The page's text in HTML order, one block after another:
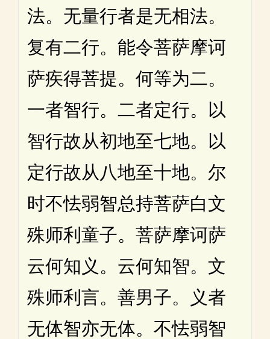
法。无量行者是无相法。
复有二行。能令菩萨摩诃
萨疾得菩提。何等为二。
一者智行。二者定行。以
智行故从初地至七地。以
定行故从八地至十地。尔
时不怯弱智总持菩萨白文
殊师利童子。菩萨摩诃萨
云何知义。云何知智。文
殊师利言。善男子。义者
无体智亦无体。不怯弱智